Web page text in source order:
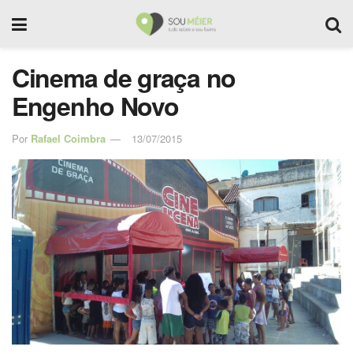
Cinema de graça no
Engenho Novo
Por Rafael Coimbra 13/07/2015